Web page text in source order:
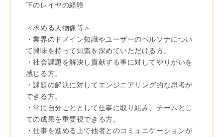
下のレイヤの経験
＜求める人物像等＞
・業界のドメイン知識やユーザーのペルソナについ
て興味を持って知識を深めていただける方。
・社会課題を解決し貢献する事に対してやりがいを
感じる方。
・課題の解決に対してエンジニアリング的な思考が
できる方。
・常に自分ごととして仕事に取り組み、チームとし
ての成果を重要視できる方。
・仕事を進める上で他者とのコミュニケーションが